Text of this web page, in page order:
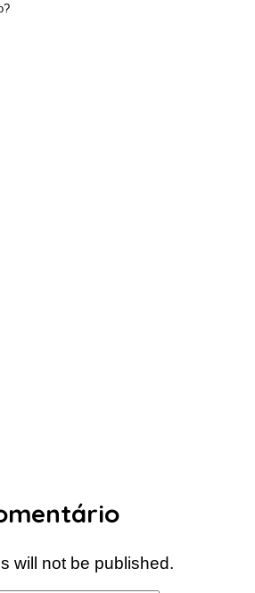
will not be published.